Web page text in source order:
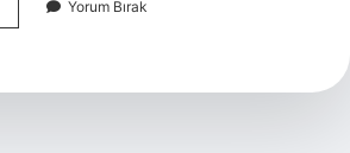
Yorum Bırak